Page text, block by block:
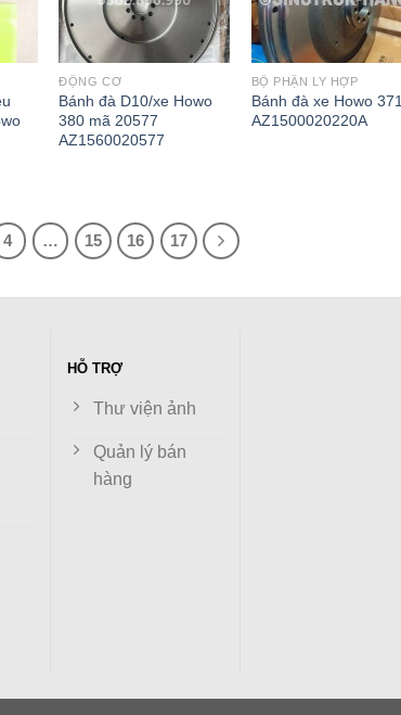
ĐỘNG CƠ
Bánh đà D10/xe Howo
380 mã 20577
AZ1560020577
BỘ PHẬN LY HỢP
Bánh đà xe Howo 371
AZ1500020220A
4 … 15 16 17
HỖ TRỢ
Thư viện ảnh
Quản lý bán
hàng